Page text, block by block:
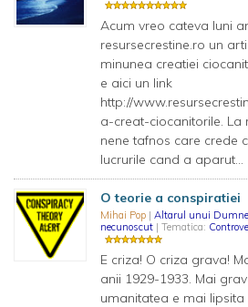
Acum vreo cateva luni
resursecrestine.ro un
minunea creatiei
e aici un link
http://
a-creat-ciocanitorile. La
nene tafnos care crede
lucrurile cand a aparut...
O teorie a conspiratiei
Mihai Pop | Altarul unui
necunoscut | Tematica:
E criza! O criza grava!
anii 1929-1933. Mai
umanitatea e mai lipsita